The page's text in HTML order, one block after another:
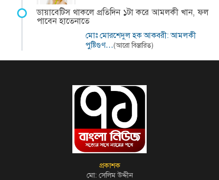
ডায়াবেটিস থাকলে প্রতিদিন ১টা করে আমলকী খান, ফল
পাবেন হাতেনাতে
মোঃ মোরশেদুল হক আকবরী: আমলকী
পুষ্টিগুণ…(আরো বিস্তারিত)
প্রকাশক
মো: সেলিম উদ্দীন